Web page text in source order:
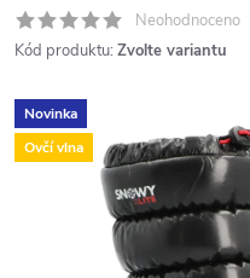
Neohodnoceno
Kód produktu: Zvolte variantu
Novinka
Ovčí vlna